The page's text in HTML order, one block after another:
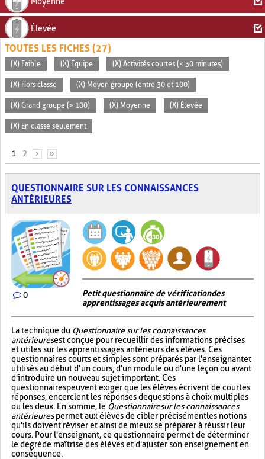
Élevée
TOUTES LES FICHES (27)
(X) Faible (X) Équipe (X) Activités courtes (< 30 minutes)
(X) Hors classe (X) Moyen groupe (entre 30 et 100)
(X) Grand groupe (> 100) (X) Moyenne (X) Élevée
(X) En classe seulement
PAGES
1 2 › »
QUESTIONNAIRE SUR LES CONNAISSANCES
ANTÉRIEURES
0
Petit questionnaire de vérification des
apprentissages acquis antérieurement
La technique du Questionnaire sur les connaissances
antérieuresest conçue pour recueillir des informations précises
et utiles sur les apprentissages antérieurs des élèves. Ces
questionnaires courts et simples sont préparés par l'enseignant et
utilisés au début d’un cours, d'un module ou d'une leçon ou avant
d'introduire un nouveau sujet important. Ces
questionnaires peuvent exiger que les élèves écrivent de courtes
réponses, encerclent les réponses de questions à choix multiples
ou les deux. En somme, le Questionnaire sur les connaissances
antérieurespermet aux élèves de cibler précisément les notions
qu'ils doivent réviser et ainsi de mieux se préparer à réussir leur
cours. Pour l'enseignant, ce questionnaire permet de déterminer
le degré de maîtrise des élèves et d'ajuster son enseignement en
conséquence.